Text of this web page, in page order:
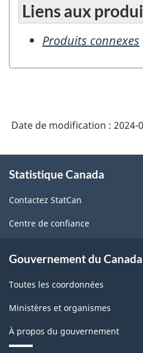
Liens aux
Produits connexes
Date de modification : 2024-
propos
ce
site
Statistique Canada
Contactez StatCan
Centre de confiance
Gouvernement du Canada
Toutes les coordonnées
Ministères et organismes
À propos du gouvernement